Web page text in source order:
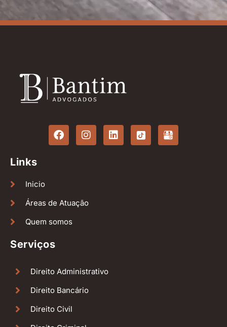
Links
Inicio
Áreas de Atuação
Quem somos
Serviços
Direito Administrativo
Direito Bancário
Direito Civil